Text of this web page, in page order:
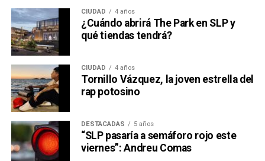
CIUDAD 4 años
¿Cuándo abrirá The Park en SLP y
qué tiendas tendrá?
CIUDAD 4 años
Tornillo Vázquez, la joven estrella del
rap potosino
DESTACADAS 5 años
“SLP pasaría a semáforo rojo este
viernes”: Andreu Comas